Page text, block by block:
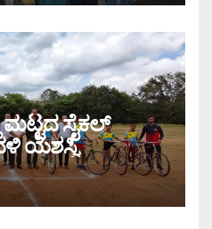
ಮಟ್ಟದ ಸೈಕಲ್
ಯಶಸ್ವಿ